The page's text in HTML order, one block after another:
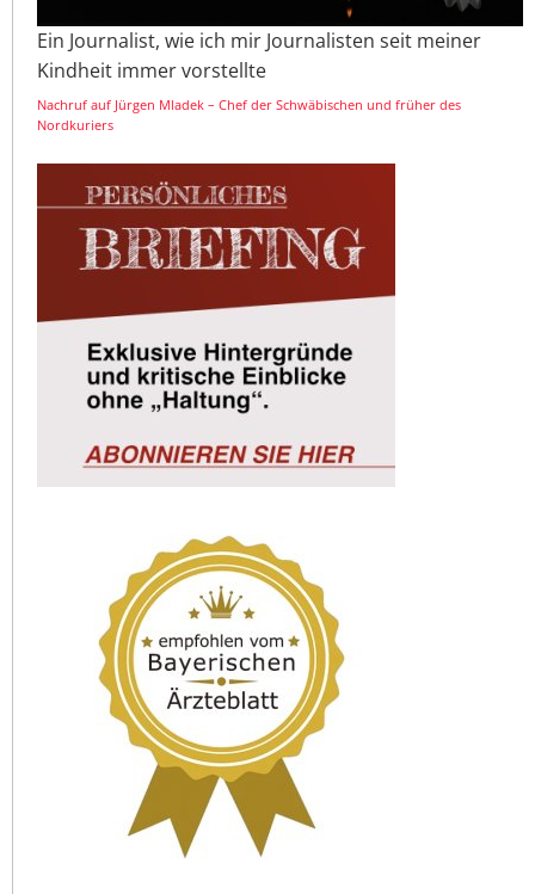
Ein Journalist, wie ich mir Journalisten seit meiner
Kindheit immer vorstellte
Nachruf auf Jürgen Mladek – Chef der Schwäbischen und früher des
Nordkuriers